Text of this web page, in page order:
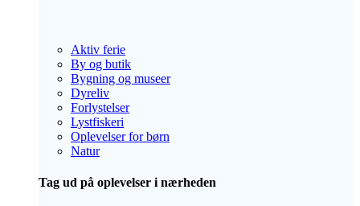
Aktiv ferie
By og butik
Bygning og museer
Dyreliv
Forlystelser
Lystfiskeri
Oplevelser for børn
Natur
Tag ud på oplevelser i nærheden